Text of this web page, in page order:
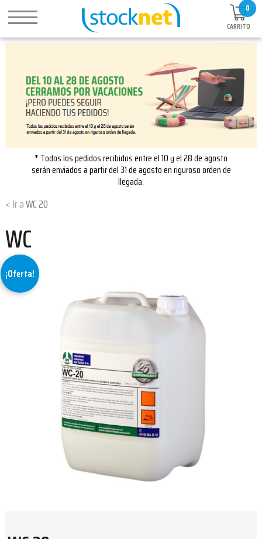
0
CARRITO
* Todos los pedidos recibidos entre el 10 y el 28 de agosto
serán enviados a partir del 31 de agosto en riguroso orden de
llegada.
WC 20
WC
¡Oferta!